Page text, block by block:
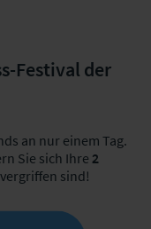
Festival der
an nur einem Tag.
Sie sich Ihre 2
sind!